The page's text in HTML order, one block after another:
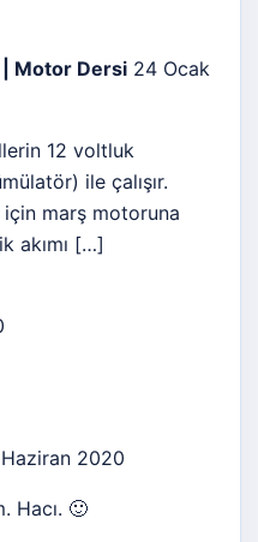
Motor Dersi 24 Ocak
12 voltluk
ile çalışır.
marş motoruna
akımı […]
2020
Hacı. 🙂